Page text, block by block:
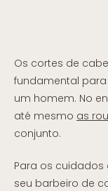
Os cortes de
fundamental
um homem. No
até mesmo as
conjunto.
Para os
seu barbeiro de